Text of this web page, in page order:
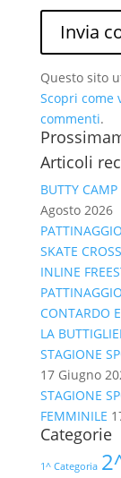
Questo sito
Scopri come
commenti.
Articoli
BUTTY
Agosto 2026
SKATE
INLINE
CONTARDO
LA
STAGIONE
17 Giugno
STAGIONE
FEMMINILE
Categorie
1^ Categoria